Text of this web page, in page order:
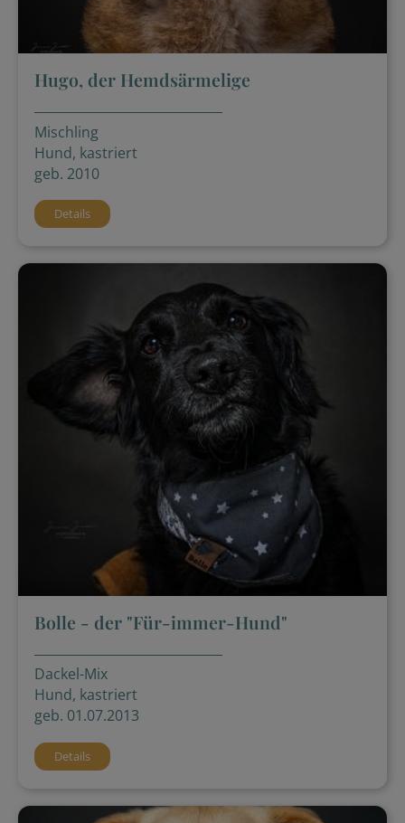
Hugo, der Hemdsärmelige
Mischling
Hund, kastriert
geb. 2010
Details
Bolle - der "Für-immer-Hund"
Dackel-Mix
Hund, kastriert
geb. 01.07.2013
Details